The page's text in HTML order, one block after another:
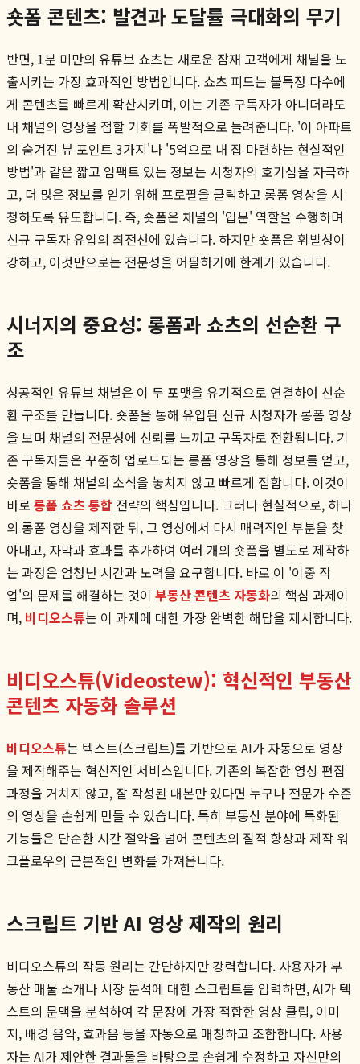
숏폼 콘텐츠: 발견과 도달률 극대화의 무기
반면, 1분 미만의 유튜브 쇼츠는 새로운 잠재 고객에게 채널을 노
출시키는 가장 효과적인 방법입니다. 쇼츠 피드는 불특정 다수에
게 콘텐츠를 빠르게 확산시키며, 이는 기존 구독자가 아니더라도
내 채널의 영상을 접할 기회를 폭발적으로 늘려줍니다. '이 아파트
의 숨겨진 뷰 포인트 3가지'나 '5억으로 내 집 마련하는 현실적인
방법'과 같은 짧고 임팩트 있는 정보는 시청자의 호기심을 자극하
고, 더 많은 정보를 얻기 위해 프로필을 클릭하고 롱폼 영상을 시
청하도록 유도합니다. 즉, 숏폼은 채널의 '입문' 역할을 수행하며
신규 구독자 유입의 최전선에 있습니다. 하지만 숏폼은 휘발성이
강하고, 이것만으로는 전문성을 어필하기에 한계가 있습니다.
시너지의 중요성: 롱폼과 쇼츠의 선순환 구
조
성공적인 유튜브 채널은 이 두 포맷을 유기적으로 연결하여 선순
환 구조를 만듭니다. 숏폼을 통해 유입된 신규 시청자가 롱폼 영상
을 보며 채널의 전문성에 신뢰를 느끼고 구독자로 전환됩니다. 기
존 구독자들은 꾸준히 업로드되는 롱폼 영상을 통해 정보를 얻고,
숏폼을 통해 채널의 소식을 놓치지 않고 빠르게 접합니다. 이것이
바로 롱폼 쇼츠 통합 전략의 핵심입니다. 그러나 현실적으로, 하나
의 롱폼 영상을 제작한 뒤, 그 영상에서 다시 매력적인 부분을 찾
아내고, 자막과 효과를 추가하여 여러 개의 숏폼을 별도로 제작하
는 과정은 엄청난 시간과 노력을 요구합니다. 바로 이 '이중 작
업'의 문제를 해결하는 것이 부동산 콘텐츠 자동화의 핵심 과제이
며, 비디오스튜는 이 과제에 대한 가장 완벽한 해답을 제시합니다.
비디오스튜(Videostew): 혁신적인 부동산
콘텐츠 자동화 솔루션
비디오스튜는 텍스트(스크립트)를 기반으로 AI가 자동으로 영상
을 제작해주는 혁신적인 서비스입니다. 기존의 복잡한 영상 편집
과정을 거치지 않고, 잘 작성된 대본만 있다면 누구나 전문가 수준
의 영상을 손쉽게 만들 수 있습니다. 특히 부동산 분야에 특화된
기능들은 단순한 시간 절약을 넘어 콘텐츠의 질적 향상과 제작 워
크플로우의 근본적인 변화를 가져옵니다.
스크립트 기반 AI 영상 제작의 원리
비디오스튜의 작동 원리는 간단하지만 강력합니다. 사용자가 부
동산 매물 소개나 시장 분석에 대한 스크립트를 입력하면, AI가 텍
스트의 문맥을 분석하여 각 문장에 가장 적합한 영상 클립, 이미
지, 배경 음악, 효과음 등을 자동으로 매칭하고 조합합니다. 사용
자는 AI가 제안한 결과물을 바탕으로 손쉽게 수정하고 자신만의